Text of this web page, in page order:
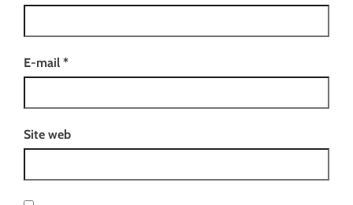
E-mail *
Site web